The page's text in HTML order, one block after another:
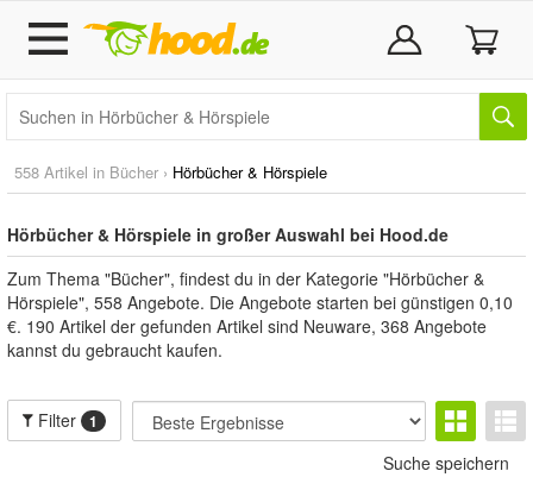
558 Artikel in Bücher › Hörbücher & Hörspiele
Hörbücher & Hörspiele in großer Auswahl bei Hood.de
Zum Thema "Bücher", findest du in der Kategorie "Hörbücher &
Hörspiele", 558 Angebote. Die Angebote starten bei günstigen 0,10
€. 190 Artikel der gefunden Artikel sind Neuware, 368 Angebote
kannst du gebraucht kaufen.
Filter 1
Suche speichern